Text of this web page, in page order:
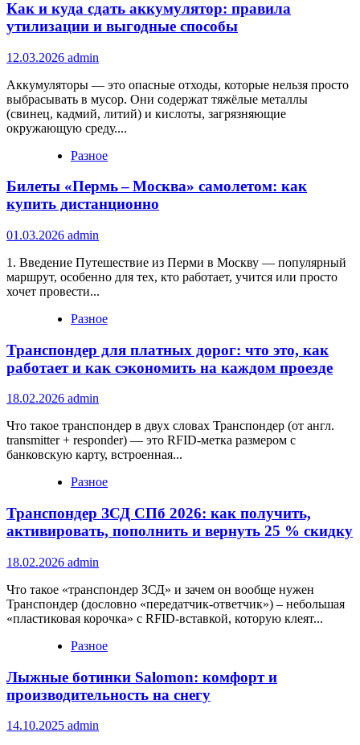
Как и куда сдать аккумулятор: правила
утилизации и выгодные способы
12.03.2026 admin
Аккумуляторы — это опасные отходы, которые нельзя просто
выбрасывать в мусор. Они содержат тяжёлые металлы
(свинец, кадмий, литий) и кислоты, загрязняющие
окружающую среду....
Разное
Билеты «Пермь – Москва» самолетом: как
купить дистанционно
01.03.2026 admin
1. Введение Путешествие из Перми в Москву — популярный
маршрут, особенно для тех, кто работает, учится или просто
хочет провести...
Разное
Транспондер для платных дорог: что это, как
работает и как сэкономить на каждом проезде
18.02.2026 admin
Что такое транспондер в двух словах Транспондер (от англ.
transmitter + responder) — это RFID-метка размером с
банковскую карту, встроенная...
Разное
Транспондер ЗСД СПб 2026: как получить,
активировать, пополнить и вернуть 25 % скидку
18.02.2026 admin
Что такое «транспондер ЗСД» и зачем он вообще нужен
Транспондер (дословно «передатчик-ответчик») – небольшая
«пластиковая корочка» с RFID-вставкой, которую клеят...
Разное
Лыжные ботинки Salomon: комфорт и
производительность на снегу
14.10.2025 admin